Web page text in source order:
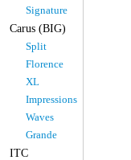
Signature
Carus (BIG)
Split
Florence
XL
Impressions
Waves
Grande
ITC